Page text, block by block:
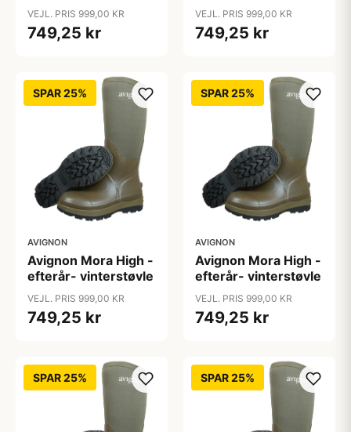
VEJL. PRIS 999,00 KR
749,25 kr
VEJL. PRIS 999,00 KR
749,25 kr
SPAR 25%
AVIGNON
Avignon Mora High -
efterår- vinterstøvle
VEJL. PRIS 999,00 KR
749,25 kr
SPAR 25%
AVIGNON
Avignon Mora High -
efterår- vinterstøvle
VEJL. PRIS 999,00 KR
749,25 kr
SPAR 25% SPAR 25%